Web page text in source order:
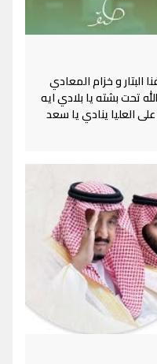
و خزام المعادي
تحت بشته يا بلادي ايه
العليا ينادي يا سعد